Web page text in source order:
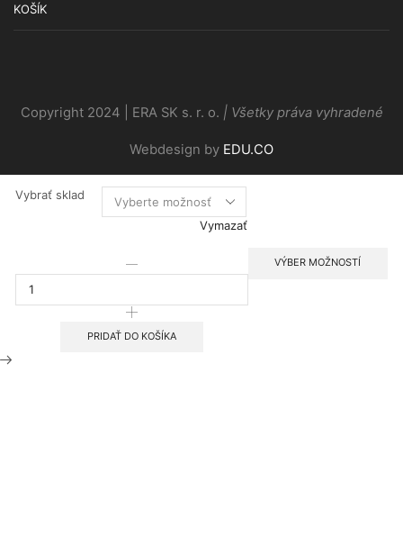
KOŠÍK
Copyright 2024 | ERA SK s. r. o. | Všetky práva vyhradené
Webdesign by EDU.CO
Vybrať sklad
Vymazať
množstvo
PRIDAŤ DO KOŠÍKA
VÝBER MOŽNOSTÍ